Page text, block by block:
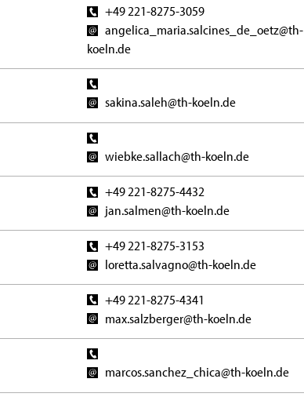
+49 221-8275-3059
angelica_maria.salcines_de_oetz@th-
koeln.de
sakina.saleh@th-koeln.de
wiebke.sallach@th-koeln.de
+49 221-8275-4432
jan.salmen@th-koeln.de
+49 221-8275-3153
loretta.salvagno@th-koeln.de
+49 221-8275-4341
max.salzberger@th-koeln.de
marcos.sanchez_chica@th-koeln.de